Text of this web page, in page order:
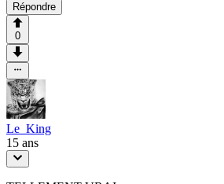
Répondre
0
Le_King
15 ans